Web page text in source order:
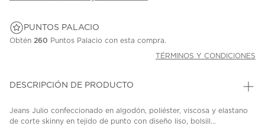
PUNTOS PALACIO
Obtén 260 Puntos Palacio con esta compra.
TÉRMINOS Y CONDICIONES
DESCRIPCIÓN DE PRODUCTO
Jeans Julio confeccionado en algodón, poliéster, viscosa y elastano
de corte skinny en tejido de punto con diseño liso, bolsill...